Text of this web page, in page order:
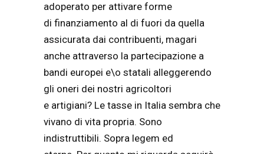
adoperato per attivare forme
di finanziamento al di fuori da quella
assicurata dai contribuenti, magari
anche attraverso la partecipazione a
bandi europei e\o statali alleggerendo
gli oneri dei nostri agricoltori
e artigiani? Le tasse in Italia sembra che
vivano di vita propria. Sono
indistruttibili. Sopra legem ed